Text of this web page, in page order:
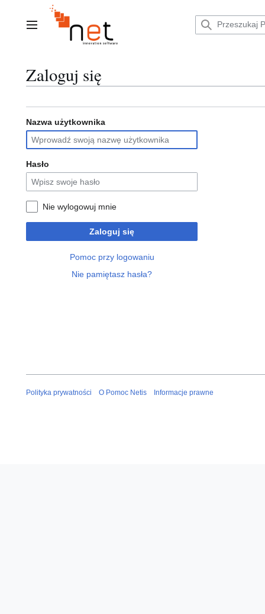
zawartościMenu główne
Zaloguj się
Nazwa użytkownika
Hasło
Nie wylogowuj mnie
Zaloguj się
Pomoc przy logowaniu
Nie pamiętasz hasła?
Polityka prywatności O Pomoc Netis Informacje prawne